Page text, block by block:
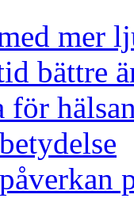
mer
bättre
för